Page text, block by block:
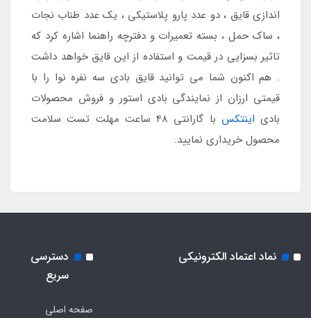
اندازی قایق ، دو عدد پارو پلاستیکی ، یک عدد طناب نجات
، ساک حمل ، بسته تعمیرات و دفترچه راهنما اشاره کرد که
تاثیر بسزایی در قیمت و استفاده از این قایق خواهد داشت
. هم اکنون شما می توانید قایق بادی سه نفره نوا را با
قیمتی ارزان از نمایندگی بادی استور و فروش محصولات
بادی اینتکس
با گارانتی 48 ساعت مهلت تست سلامت
محصول خریداری نمایید.
نماد اعتماد الکترونیکی
دسترسی
سریع
صفحه اصلی